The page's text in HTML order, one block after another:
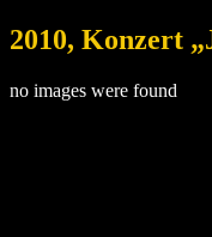
2010, Konzert
no images were found